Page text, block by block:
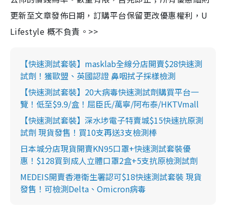
更新至文章發佈日期，訂購平台保留更改優惠權利，U
Lifestyle 概不負責。>>
【快速測試套裝】masklab全線分店開賣$28快速測
試劑！獲歐盟、英國認證 鼻咽拭子採樣檢測
【快速測試套裝】20大病毒快速測試劑購買平台一
覽！低至$9.9/盒！屈臣氏/萬寧/阿布泰/HKTVmall
【快速測試套裝】深水埗電子特賣城$15快速抗原測
試劑 現貨發售！買10支再送3支檢測棒
日本城分店現貨開賣KN95口罩+快速測試套裝優
惠！$128買到成人立體口罩2盒+5支抗原檢測試劑
MEDEIS開賣香港衛生署認可$18快速測試套裝 現貨
發售！可檢測Delta、Omicron病毒